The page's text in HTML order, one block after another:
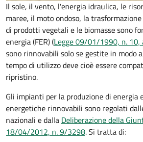
Il sole, il vento, l'energia idraulica, le
maree, il moto ondoso, la
di prodotti vegetali e le biomasse sono
energia (FER) (Legge 09/01/1990, n. 10,
sono rinnovabili solo se gestite in modo
tempo di utilizzo deve cioè essere
ripristino.
Gli impianti per la produzione di energia
energetiche rinnovabili sono regolati
nazionali e dalla Deliberazione della
18/04/2012, n. 9/3298. Si tratta di: